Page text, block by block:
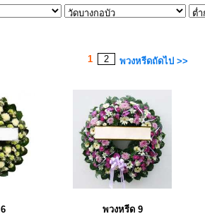
1 2 พวงหรีดถัดไป >>
พวงหรีด 9